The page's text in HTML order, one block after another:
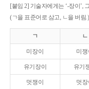
[붙임 2] 기술자에게는 ‘-장이’,
(ㄱ을 표준어로 삼고, ㄴ을 버림.)
ㄱ ㄴ
미장이 미쟁
유기장이 유기
멋쟁이 멋장